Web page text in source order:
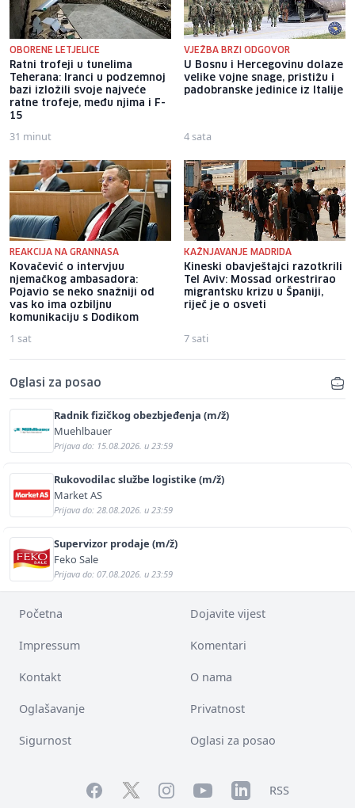
OBORENE LETJELICE
Ratni trofeji u tunelima
Teherana: Iranci u podzemnoj
bazi izložili svoje najveće
ratne trofeje, među njima i F-
15
31 minut
VJEŽBA BRZI ODGOVOR
U Bosnu i Hercegovinu dolaze
velike vojne snage, pristižu i
padobranske jedinice iz Italije
4 sata
REAKCIJA NA GRANNASA
Kovačević o intervjuu
njemačkog ambasadora:
Pojavio se neko snažniji od
vas ko ima ozbiljnu
komunikaciju s Dodikom
1 sat
KAŽNJAVANJE MADRIDA
Kineski obavještajci razotkrili
Tel Aviv: Mossad orkestrirao
migrantsku krizu u Španiji,
riječ je o osveti
7 sati
Oglasi za posao
Radnik fizičkog obezbjeđenja (m/ž)
Muehlbauer
Prijava do: 15.08.2026. u 23:59
Rukovodilac službe logistike (m/ž)
Market AS
Prijava do: 28.08.2026. u 23:59
Supervizor prodaje (m/ž)
Feko Sale
Prijava do: 07.08.2026. u 23:59
Početna Dojavite vijest
Impressum Komentari
Kontakt O nama
Oglašavanje Privatnost
Sigurnost Oglasi za posao
FacebookTwitterInstagramYouTubeLinkedInRSS